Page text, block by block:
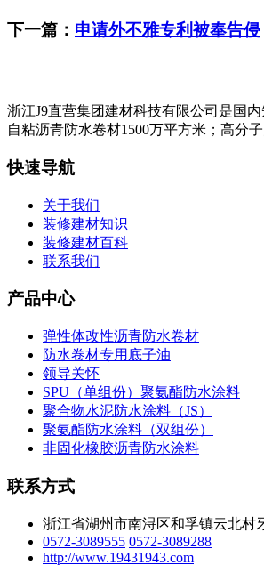
下一篇： 申请外不雅专利被奉告侵
浙江J9直营集团建材科技有限公司是国
自粘沥青防水卷材1500万平方米；高分
快速导航
关于我们
装修建材知识
装修建材百科
联系我们
产品中心
弹性体改性沥青防水卷材
防水卷材专用底子油
领导关怀
SPU（单组份）聚氨酯防水涂料
聚合物水泥防水涂料（JS）
聚氨酯防水涂料（双组份）
非固化橡胶沥青防水涂料
联系方式
浙江省湖州市南浔区和孚镇云北村
0572-3089555 0572-3089288
http://www.19431943.com